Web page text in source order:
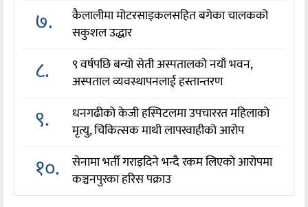
७.
कैलालीमा मोटरसाइकलसहित बगेका चालकको
सकुशल उद्धार
८.
९ वर्षपछि बन्यो सेती अस्पतालको नयाँ भवन,
अस्पताल व्यवस्थापनलाई हस्तान्तरण
९.
धनगढीको केजी हस्पिटलमा उपचाररत महिलाको
मृत्यु, चिकित्सक माथी लापरवाहीको आरोप
१०.
सेनामा भर्ती गराइदिने भन्दै रकम लिएको आरोपमा
कञ्चनपुरका हरिस पक्राउ